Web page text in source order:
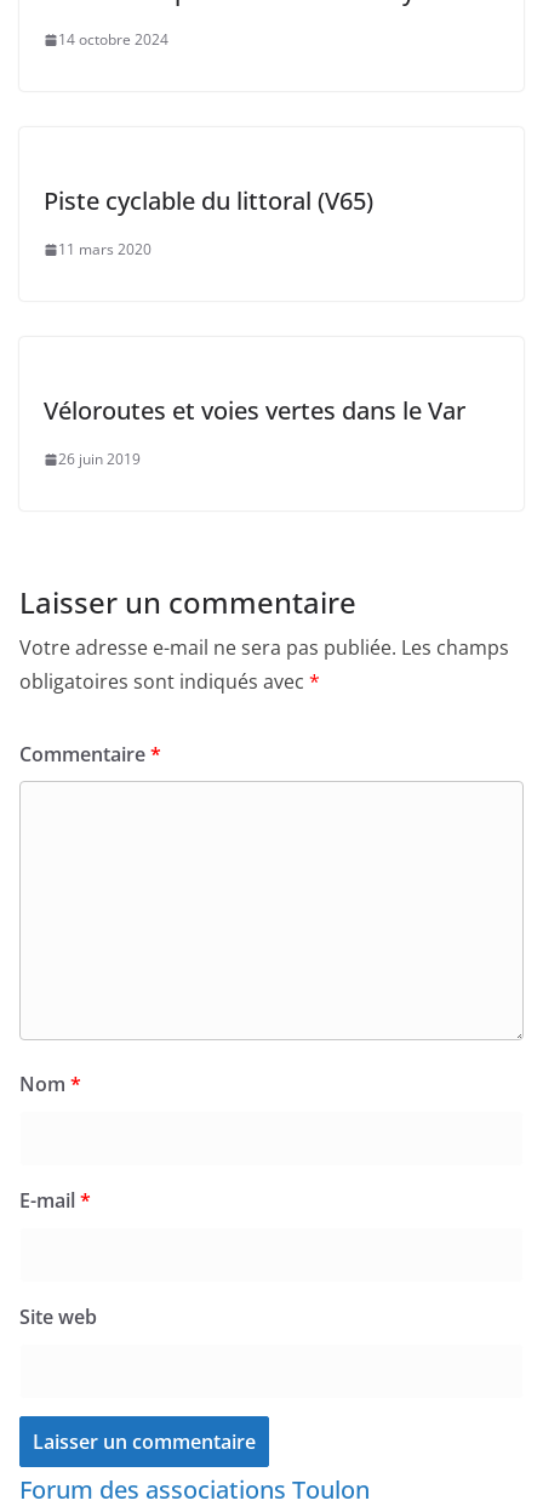
14 octobre 2024
Piste cyclable du littoral (V65)
11 mars 2020
Véloroutes et voies vertes dans le Var
26 juin 2019
Laisser un commentaire
Votre adresse e-mail ne sera pas publiée. Les champs
obligatoires sont indiqués avec *
Commentaire*
Nom *
E-mail*
Site web
Forum des associations Toulon